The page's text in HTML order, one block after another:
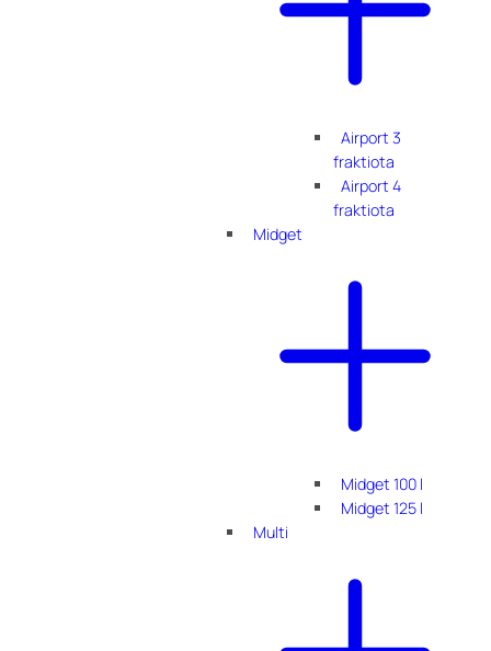
Airport 3
fraktiota
Airport 4
fraktiota
Midget
Midget 100 l
Midget 125 l
Multi